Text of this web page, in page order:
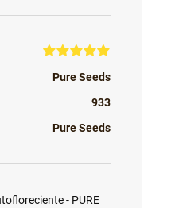
Pure Seeds
933
Pure Seeds
- PURE